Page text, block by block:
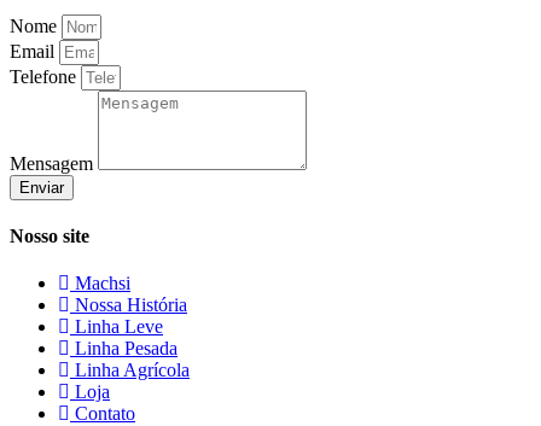
Nome
Email
Telefone
Mensagem
Enviar
Nosso site
Machsi
Nossa História
Linha Leve
Linha Pesada
Linha Agrícola
Loja
Contato